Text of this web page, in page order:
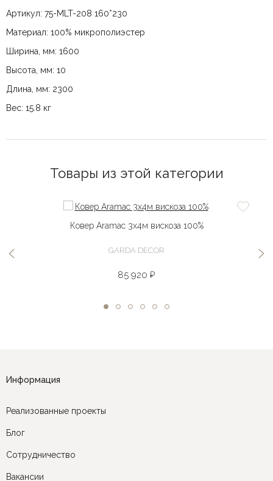
Артикул: 75-MLT-208 160*230
Материал: 100% микрополиэстер
Ширина, мм: 1600
Высота, мм: 10
Длина, мм: 2300
Вес: 15.8 кг
Товары из этой категории
Ковер Aramac 3х4м вискоза 100%
GARDA DECOR
85 920 ₽
Информация
Реализованные проекты
Блог
Сотрудничество
Вакансии